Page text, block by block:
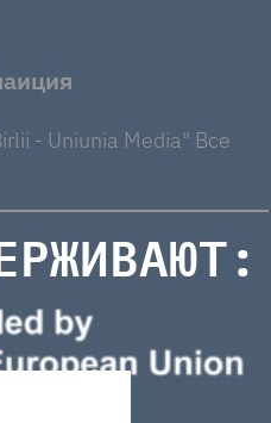
- Uniunia Media" Все